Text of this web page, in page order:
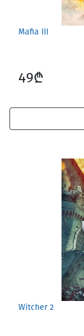
Mafia III
49₾
Witcher 2